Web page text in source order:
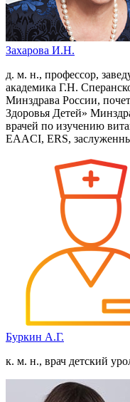
Захарова И.Н.
д. м. н., профессор,
академика Г.Н.
Минздрава России,
Здоровья Детей»
врачей по изучению
EAACI, ERS,
Буркин А.Г.
к. м. н., врач детский